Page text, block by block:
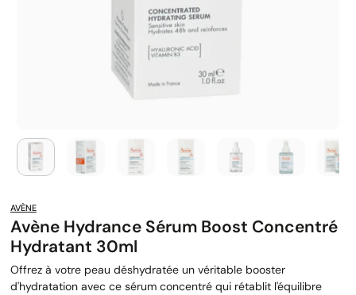
AVÈNE
Avène Hydrance Sérum Boost Concentré
Hydratant 30ml
Offrez à votre peau déshydratée un véritable booster
d'hydratation avec ce sérum concentré qui rétablit l'équilibre